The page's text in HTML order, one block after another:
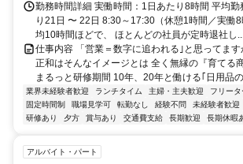
勤務時間詳細 実働時間：1日あたり8時間 平均勤
り21日 〜 22日 8:30～17:30（休憩1時間／実働
均10時間ほどで、 ほとんどの社員が定時退社し
仕事内容 「営業＝数字に追われる｣と思ってま
正和はそんなイメージとは 全く無縁の『育てる
まるっと研修期間 10年、20年と働ける｢日用品
業界未経験者歓迎 ランチタイム 主婦・主夫歓迎 フリータ
固定時間制
職場見学可 転勤なし 経験不問 未経験者歓迎
研修あり
夕方 賞与あり 交通費支給 長期歓迎 長期休暇
アルバイト・パート